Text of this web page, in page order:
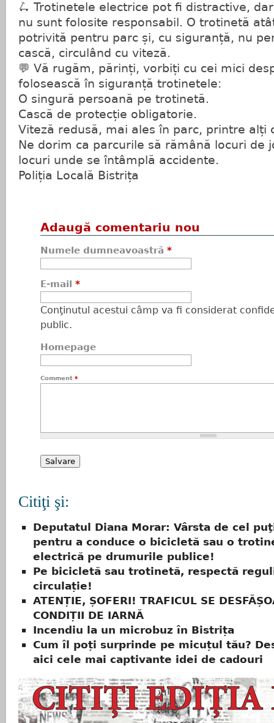
🛴 Trotinetele electrice pot fi distractive,
nu sunt folosite responsabil. O trotinetă
potrivită pentru parc și, cu siguranță, nu
cască, circulând cu viteză.
💬 Vă rugăm, părinți, vorbiți cu cei mici
folosească în siguranță trotinetele:
O singură persoană pe trotinetă.
Cască de protecție obligatorie.
Viteză redusă, mai ales în parc, printre alți
Ne dorim ca parcurile să rămână locuri de
locuri unde se întâmplă accidente.
Poliția Locală Bistrița
Adaugă comentariu nou
Numele dumneavoastră *
E-mail *
Conţinutul acestui câmp va fi considerat
public.
Homepage
Comment *
Citiţi şi:
Deputatul Diana Morar: Vârsta de cel
pentru a conduce o bicicletă sau o
electrică pe drumurile publice!
Pe bicicletă sau trotinetă, respectă
circulație!
ATENȚIE, ȘOFERI! TRAFICUL SE
CONDIȚII DE IARNĂ
Incendiu la un microbuz în Bistrița
Cum îl poți surprinde pe micuțul tău?
aici cele mai captivante idei de cadouri